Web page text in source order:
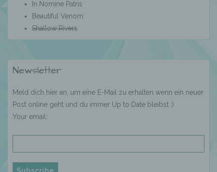
In Nomine Patris
Beautiful Venom
Shallow Rivers
Newsletter
Meld dich hier an, um eine E-Mail zu erhalten wenn ein neuer
Post online geht und du immer Up to Date bleibst :)
Your email:
werden, um bestimmte persönliche Aspekte,
die sich auf eine natürliche Person beziehen,
zu bewerten, insbesondere, um Aspekte
natürlichen Person zu analysieren oder
f) Pseudonymisierung